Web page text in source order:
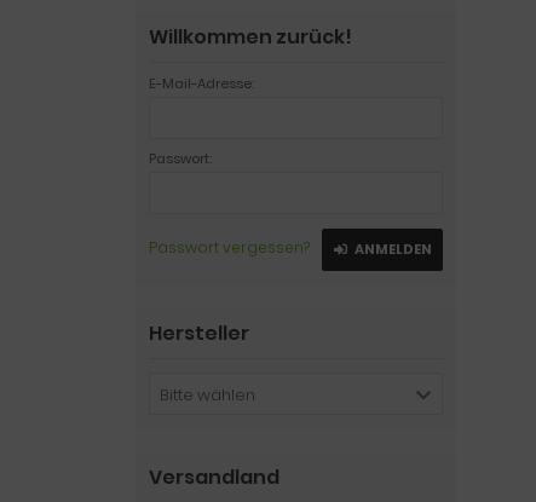
Willkommen zurück!
E-Mail-Adresse:
Passwort:
Passwort vergessen? ANMELDEN
Hersteller
Bitte wählen
Versandland